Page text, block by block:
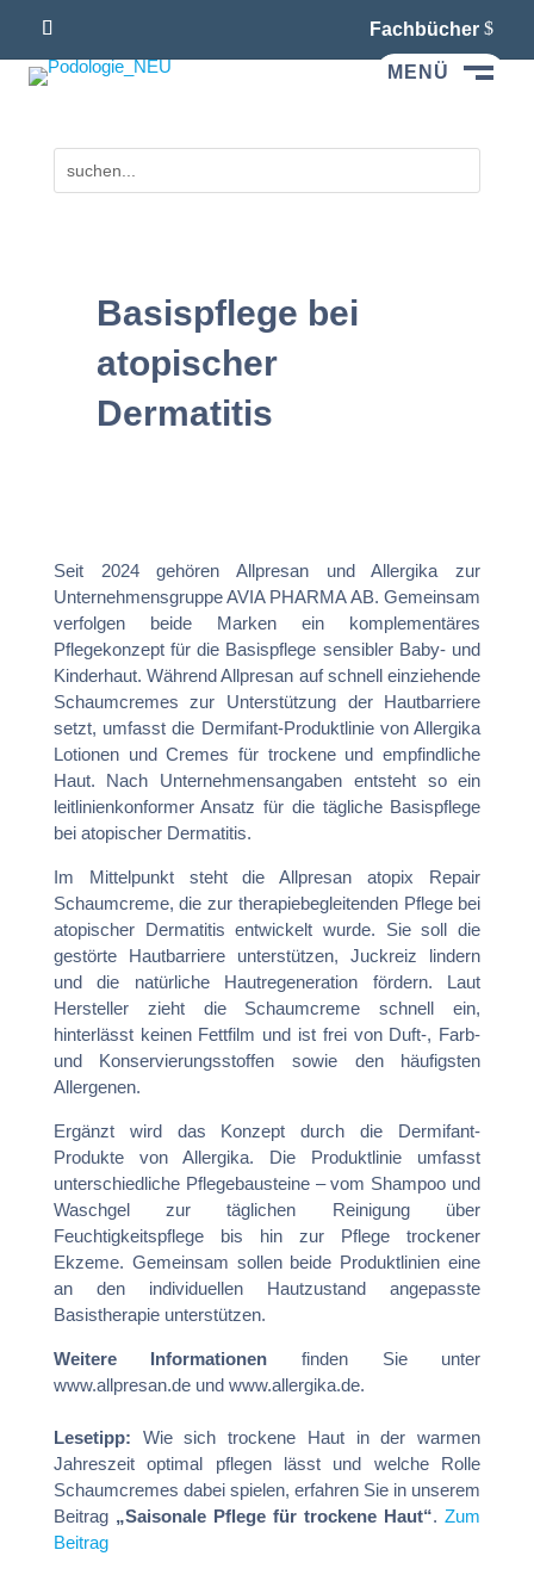
Fachbücher
MENÜ
Basispflege bei
atopischer
Dermatitis
Seit 2024 gehören Allpresan und Allergika zur
Unternehmensgruppe AVIA PHARMA AB. Gemeinsam
verfolgen beide Marken ein komplementäres
Pflegekonzept für die Basispflege sensibler Baby- und
Kinderhaut. Während Allpresan auf schnell einziehende
Schaumcremes zur Unterstützung der Hautbarriere
setzt, umfasst die Dermifant-Produktlinie von Allergika
Lotionen und Cremes für trockene und empfindliche
Haut. Nach Unternehmensangaben entsteht so ein
leitlinienkonformer Ansatz für die tägliche Basispflege
bei atopischer Dermatitis.
Im Mittelpunkt steht die Allpresan atopix Repair
Schaumcreme, die zur therapiebegleitenden Pflege bei
atopischer Dermatitis entwickelt wurde. Sie soll die
gestörte Hautbarriere unterstützen, Juckreiz lindern
und die natürliche Hautregeneration fördern. Laut
Hersteller zieht die Schaumcreme schnell ein,
hinterlässt keinen Fettfilm und ist frei von Duft-, Farb-
und Konservierungsstoffen sowie den häufigsten
Allergenen.
Ergänzt wird das Konzept durch die Dermifant-
Produkte von Allergika. Die Produktlinie umfasst
unterschiedliche Pflegebausteine – vom Shampoo und
Waschgel zur täglichen Reinigung über
Feuchtigkeitspflege bis hin zur Pflege trockener
Ekzeme. Gemeinsam sollen beide Produktlinien eine
an den individuellen Hautzustand angepasste
Basistherapie unterstützen.
Weitere Informationen finden Sie unter
www.allpresan.de und www.allergika.de.
Lesetipp: Wie sich trockene Haut in der warmen
Jahreszeit optimal pflegen lässt und welche Rolle
Schaumcremes dabei spielen, erfahren Sie in unserem
Beitrag „Saisonale Pflege für trockene Haut“.Zum
Beitrag